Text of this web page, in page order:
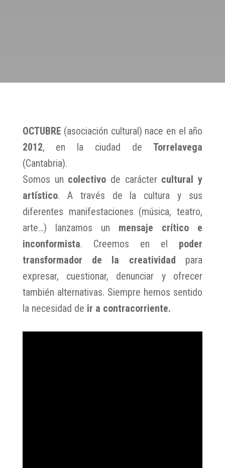
OCTUBRE (asociación cultural) nace en el año
2012, en la ciudad deTorrelavega
(Cantabria).
Somos un colectivo de carácter cultural y
artístico. A través de la cultura y sus
diferentes manifestaciones (música, teatro,
arte…) lanzamos un mensaje crítico e
inconformista. Creemos en el poder
transformador de la creatividad para
expresar, cuestionar, denunciar y ofrecer
también alternativas. Siempre hemos sentido
la necesidad de ir a contracorriente.